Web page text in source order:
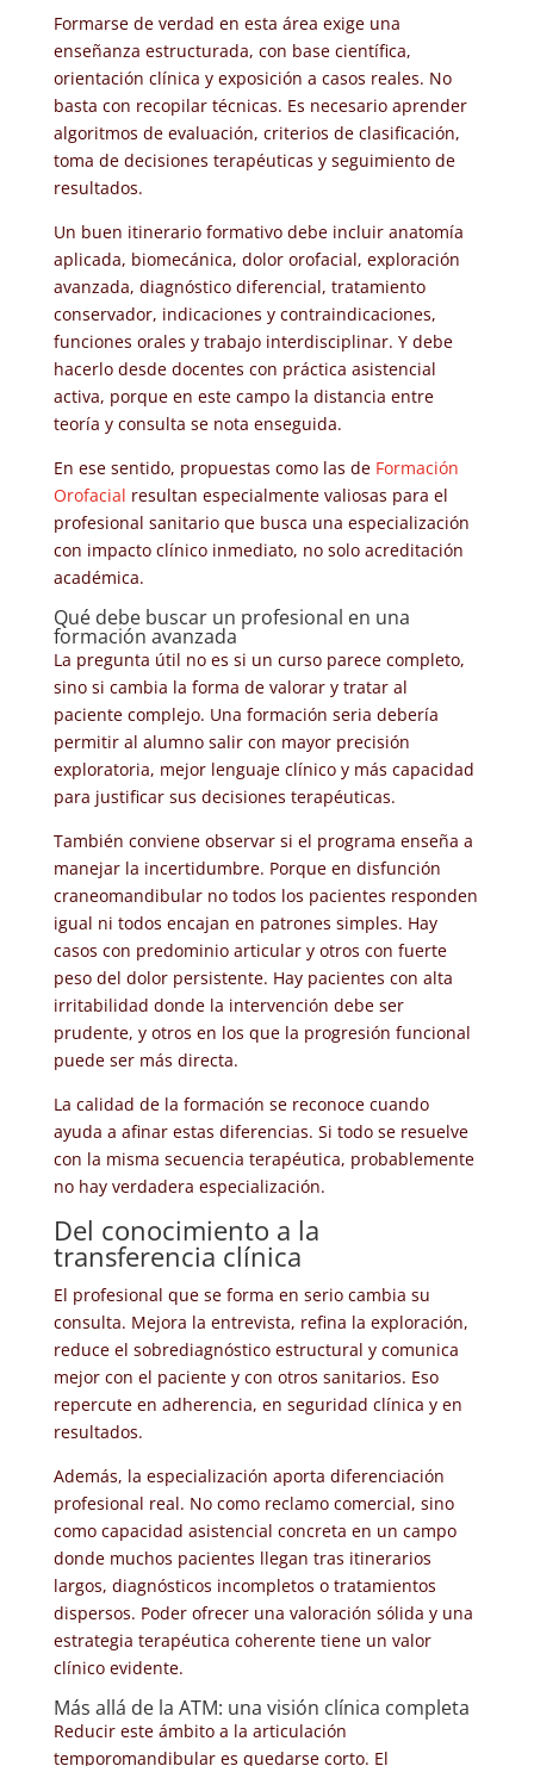
Formarse de verdad en esta área exige una
enseñanza estructurada, con base científica,
orientación clínica y exposición a casos reales. No
basta con recopilar técnicas. Es necesario aprender
algoritmos de evaluación, criterios de clasificación,
toma de decisiones terapéuticas y seguimiento de
resultados.
Un buen itinerario formativo debe incluir anatomía
aplicada, biomecánica, dolor orofacial, exploración
avanzada, diagnóstico diferencial, tratamiento
conservador, indicaciones y contraindicaciones,
funciones orales y trabajo interdisciplinar. Y debe
hacerlo desde docentes con práctica asistencial
activa, porque en este campo la distancia entre
teoría y consulta se nota enseguida.
En ese sentido, propuestas como las de Formación
Orofacial resultan especialmente valiosas para el
profesional sanitario que busca una especialización
con impacto clínico inmediato, no solo acreditación
académica.
Qué debe buscar un profesional en una
formación avanzada
La pregunta útil no es si un curso parece completo,
sino si cambia la forma de valorar y tratar al
paciente complejo. Una formación seria debería
permitir al alumno salir con mayor precisión
exploratoria, mejor lenguaje clínico y más capacidad
para justificar sus decisiones terapéuticas.
También conviene observar si el programa enseña a
manejar la incertidumbre. Porque en disfunción
craneomandibular no todos los pacientes responden
igual ni todos encajan en patrones simples. Hay
casos con predominio articular y otros con fuerte
peso del dolor persistente. Hay pacientes con alta
irritabilidad donde la intervención debe ser
prudente, y otros en los que la progresión funcional
puede ser más directa.
La calidad de la formación se reconoce cuando
ayuda a afinar estas diferencias. Si todo se resuelve
con la misma secuencia terapéutica, probablemente
no hay verdadera especialización.
Del conocimiento a la
transferencia clínica
El profesional que se forma en serio cambia su
consulta. Mejora la entrevista, refina la exploración,
reduce el sobrediagnóstico estructural y comunica
mejor con el paciente y con otros sanitarios. Eso
repercute en adherencia, en seguridad clínica y en
resultados.
Además, la especialización aporta diferenciación
profesional real. No como reclamo comercial, sino
como capacidad asistencial concreta en un campo
donde muchos pacientes llegan tras itinerarios
largos, diagnósticos incompletos o tratamientos
dispersos. Poder ofrecer una valoración sólida y una
estrategia terapéutica coherente tiene un valor
clínico evidente.
Más allá de la ATM: una visión clínica completa
Reducir este ámbito a la articulación
temporomandibular es quedarse corto. El